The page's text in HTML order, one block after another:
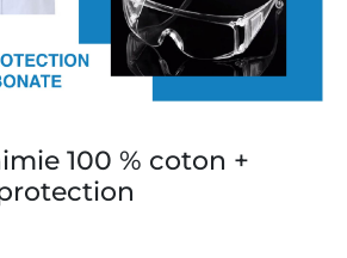
100 % coton +